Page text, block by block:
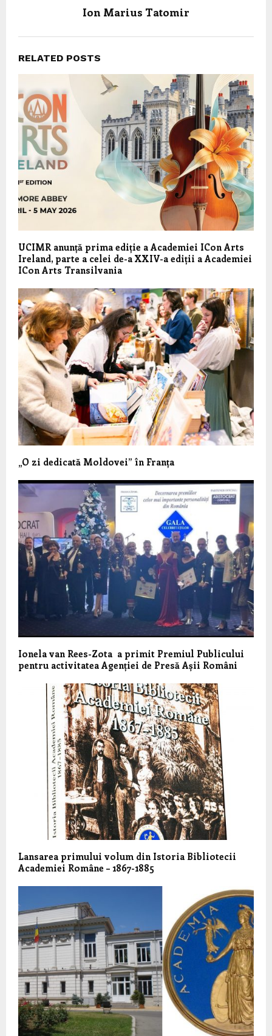
Ion Marius Tatomir
RELATED POSTS
UCIMR anunță prima ediție a Academiei ICon Arts
Ireland, parte a celei de-a XXIV-a ediții a Academiei
ICon Arts Transilvania
„O zi dedicată Moldovei” în Franța
Ionela van Rees-Zota a primit Premiul Publicului
pentru activitatea Agenției de Presă Așii Români
Lansarea primului volum din Istoria Bibliotecii
Academiei Române – 1867-1885